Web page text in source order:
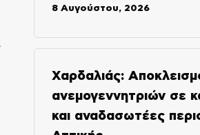
8 Αυγούστου, 2026
Χαρδαλιάς:
ανεμογεννητριών σε
και αναδασωτέες